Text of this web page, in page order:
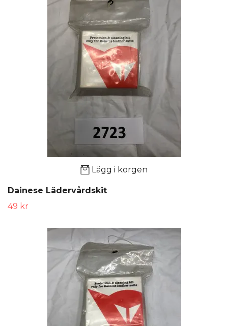
Lägg i korgen
Dainese Lädervårdskit
49 kr